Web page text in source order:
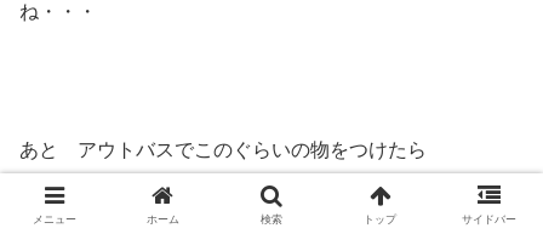
ね・・・
あと アウトバスでこのぐらいの物をつけたら
毎日 シャンプーしたほうが 絶対に良いからね！
メニュー ホーム 検索 トップ サイドバー